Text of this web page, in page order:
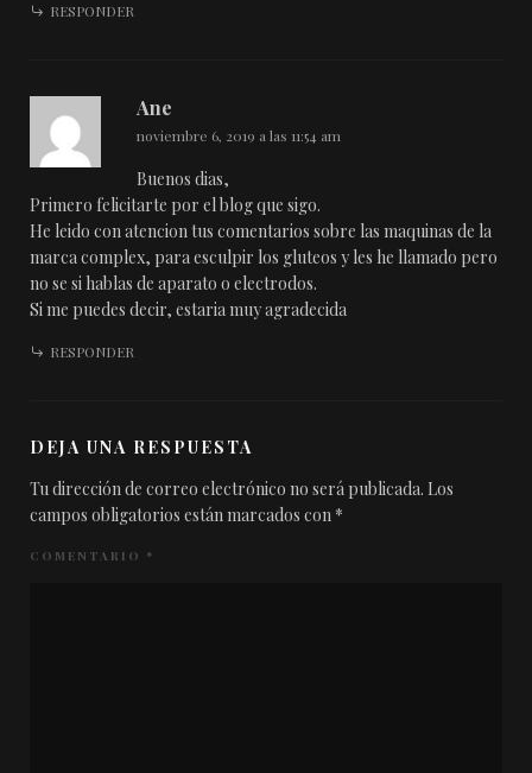
RESPONDER
Ane
noviembre 6, 2019 a las 11:54 am
Buenos dias,
Primero felicitarte por el blog que sigo.
He leido con atencion tus comentarios sobre las maquinas de la
marca complex, para esculpir los gluteos y les he llamado pero
no se si hablas de aparato o electrodos.
Si me puedes decir, estaria muy agradecida
RESPONDER
DEJA UNA RESPUESTA
Tu dirección de correo electrónico no será publicada. Los
campos obligatorios están marcados con *
COMENTARIO *